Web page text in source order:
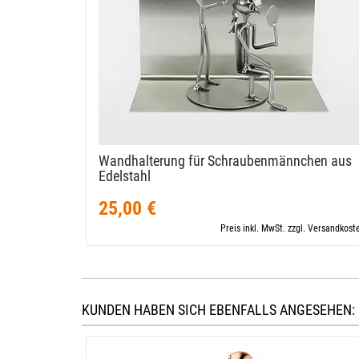
Wandhalterung für Schraubenmännchen aus
Edelstahl
25,00 €
Preis inkl. MwSt. zzgl.
KUNDEN HABEN SICH EBENFALLS ANGESEHEN: